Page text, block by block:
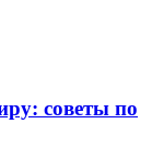
советы по